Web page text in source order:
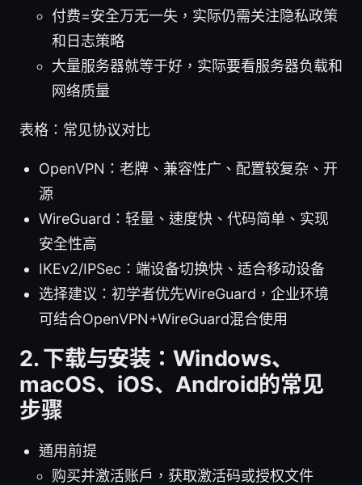
付费=安全万无一失，实际仍需关注隐私政策
和日志策略
大量服务器就等于好，实际要看服务器负载和
网络质量
表格：常见协议对比
OpenVPN：老牌、兼容性广、配置较复杂、开
源
WireGuard：轻量、速度快、代码简单、实现
安全性高
IKEv2/IPSec：端设备切换快、适合移动设备
选择建议：初学者优先WireGuard，企业环境
可结合OpenVPN+WireGuard混合使用
2. 下载与安装：Windows、
macOS、iOS、Android的常见
步骤
通用前提
购买并激活账户，获取激活码或授权文件